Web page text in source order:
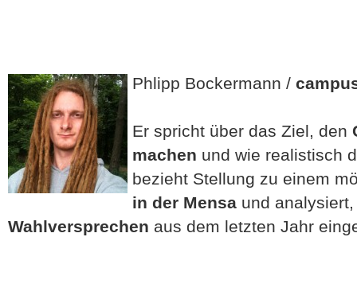
Phlipp Bockermann /
Er spricht über das Ziel, den
machen und wie realistisch
bezieht Stellung zu einem
in der Mensa und
Wahlversprechen aus dem letzten Jahr